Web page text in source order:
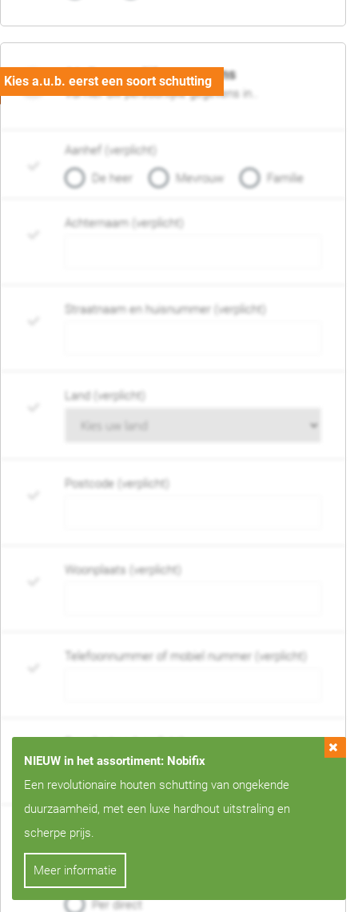
06. Persoonlijke gegevens
Vul hier uw persoonlijke gegevens in..
Aanhef (verplicht)
De heer
Mevrouw Familie
Achternaam (verplicht)
Straatnaam en huisnummer (verplicht)
Land (verplicht)
Postcode (verplicht)
Woonplaats (verplicht)
Telefoonnummer of mobiel nummer (verplicht)
Wanneer mag de schutting geplaatst worden?
Geen voorkeur
Per direct
NIEUW in het assortiment: Nobifix
Een revolutionaire houten schutting van ongekende
duurzaamheid, met een luxe hardhout uitstraling en
scherpe prijs.
Meer informatie